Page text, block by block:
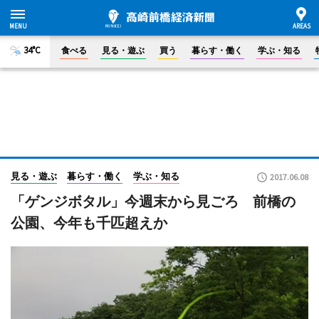
34°C 食べる 見る・遊ぶ 買う 暮らす・働く 学ぶ・知る
見る・遊ぶ 暮らす・働く 学ぶ・知る 2017.06.08
「ゲンジボタル」今週末から見ごろ 前橋の
公園、今年も千匹超えか